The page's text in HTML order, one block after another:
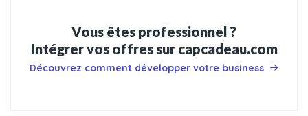
Vous êtes professionnel ?
Intégrer vos offres sur capcadeau.com
Découvrez comment développer votre business